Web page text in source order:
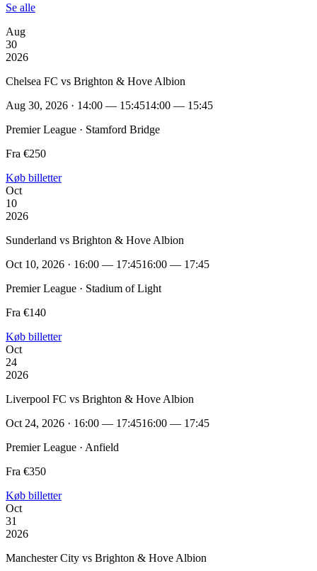
Se alle
Aug
30
2026
Chelsea FC vs Brighton & Hove Albion
Aug 30, 2026 · 14:00 — 15:4514:00 — 15:45
Premier League · Stamford Bridge
Fra €250
Køb billetter
Oct
10
2026
Sunderland vs Brighton & Hove Albion
Oct 10, 2026 · 16:00 — 17:4516:00 — 17:45
Premier League · Stadium of Light
Fra €140
Køb billetter
Oct
24
2026
Liverpool FC vs Brighton & Hove Albion
Oct 24, 2026 · 16:00 — 17:4516:00 — 17:45
Premier League · Anfield
Fra €350
Køb billetter
Oct
31
2026
Manchester City vs Brighton & Hove Albion